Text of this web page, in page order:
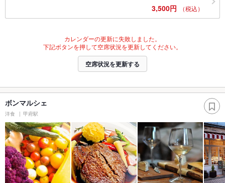
3,500円 （税込）
カレンダーの更新に失敗しました。
下記ボタンを押して空席状況を更新してください。
空席状況を更新する
ボンマルシェ
洋食 甲府駅